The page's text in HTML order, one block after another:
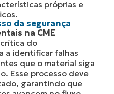
próprias e
da segurança
na CME
do
a identificar falhas
que o material siga
Esse processo deve
garantindo que